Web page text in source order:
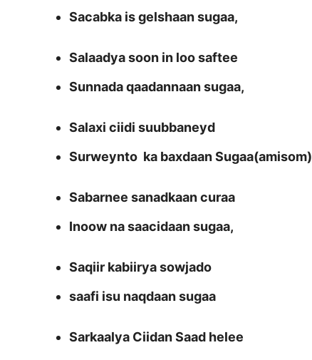
Sacabka is gelshaan sugaa,
Salaadya soon in loo saftee
Sunnada qaadannaan sugaa,
Salaxi ciidi suubbaneyd
Surweynto ka baxdaan Sugaa(amisom)
Sabarnee sanadkaan curaa
Inoow na saacidaan sugaa,
Saqiir kabiirya sowjado
saafi isu naqdaan sugaa
Sarkaalya Ciidan Saad helee